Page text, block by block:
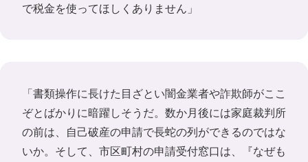
で税金を使ってほしくありません」
「書類操作に長けた目ざとい闇金業者や詐欺師がここ
ぞとばかりに暗躍しそうだ。数か月後には家庭裁判所
の前は、自己破産の申請で長蛇の列ができるのではな
いか。そして、市区町村の申請受付窓口は、『なぜも